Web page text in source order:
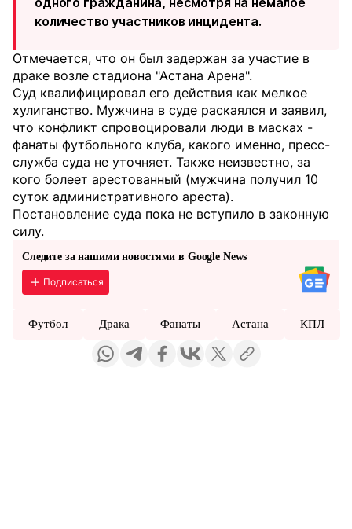
количество участников инцидента.
Отмечается, что он был задержан за участие в
драке возле стадиона "Астана Арена".
Суд квалифицировал его действия как мелкое
хулиганство. Мужчина в суде раскаялся и заявил,
что конфликт спровоцировали люди в масках -
фанаты футбольного клуба, какого именно, пресс-
служба суда не уточняет. Также неизвестно, за
кого болеет арестованный (мужчина получил 10
суток административного ареста).
Постановление суда пока не вступило в законную
силу.
Следите за нашими новостями в Google News
Подписаться
Футбол Драка Фанаты Астана КПЛ